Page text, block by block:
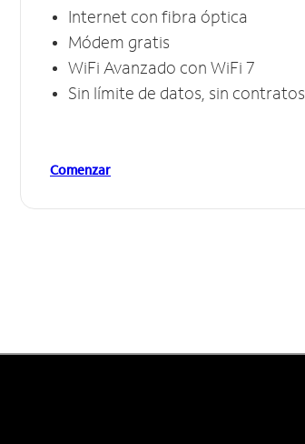
Internet con fibra óptica
Módem gratis
WiFi Avanzado con WiFi 7
Sin límite de datos, sin contratos
Comenzar